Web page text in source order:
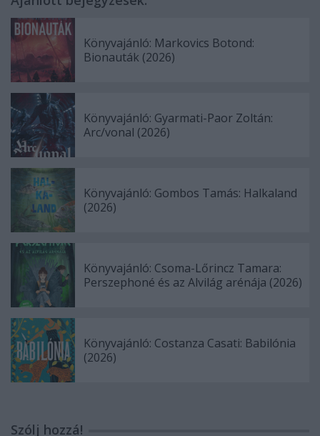
Könyvajánló: Markovics Botond:
Bionauták (2026)
Könyvajánló: Gyarmati-Paor Zoltán:
Arc/vonal (2026)
Könyvajánló: Gombos Tamás: Halkaland
(2026)
Könyvajánló: Csoma-Lőrincz Tamara:
Perszephoné és az Alvilág arénája (2026)
Könyvajánló: Costanza Casati: Babilónia
(2026)
Szólj hozzá!